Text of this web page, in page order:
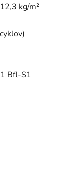
kg/m²
Bfl-S1